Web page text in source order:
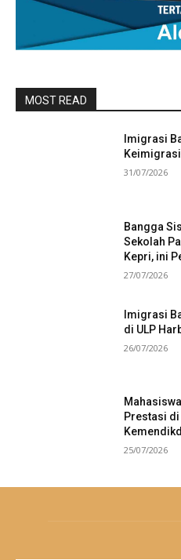
MOST READ
Imigrasi
31/07/2026
Bangga
Sekolah
Kepri, ini
27/07/2026
Imigrasi
di ULP
26/07/2026
Prestasi di
25/07/2026